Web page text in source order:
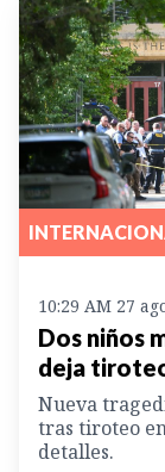
10:29 AM 27
Dos niños
deja
Nueva
tras tiroteo
detalles.